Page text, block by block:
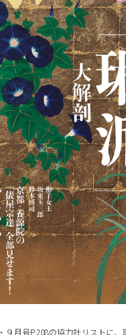
９月号P.208の協力社リストに